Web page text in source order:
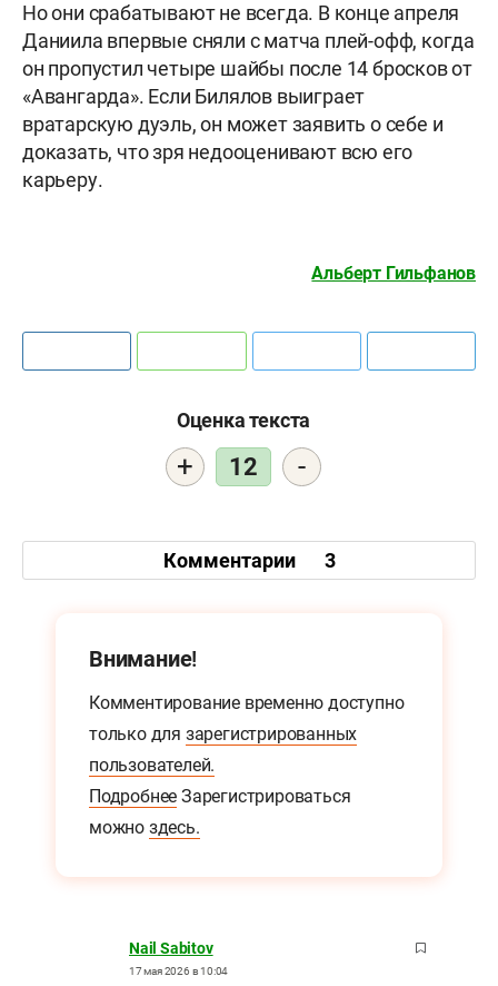
Но они срабатывают не всегда. В конце апреля
Даниила впервые сняли с матча плей-офф, когда
он пропустил четыре шайбы после 14 бросков от
«Авангарда». Если Билялов выиграет
вратарскую дуэль, он может заявить о себе и
доказать, что зря недооценивают всю его
карьеру.
Альберт Гильфанов
Оценка текста
+ 12 -
Комментарии 3
Внимание!
Комментирование временно доступно
только для зарегистрированных
пользователей.
Подробнее Зарегистрироваться
можно здесь.
Nail Sabitov
17 мая 2026 в 10:04